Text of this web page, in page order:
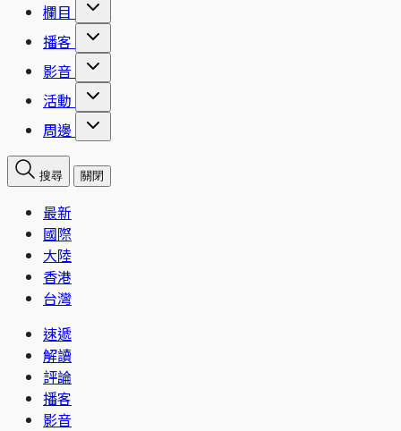
欄目
播客
影音
活動
周邊
搜尋 關閉
最新
國際
大陸
香港
台灣
速遞
解讀
評論
播客
影音